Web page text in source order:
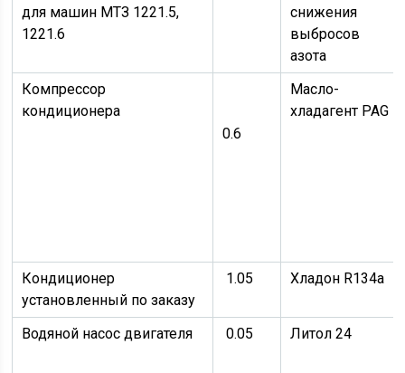
для машин МТЗ 1221.5,
1221.6
снижения
выбросов
азота
Компрессор
кондиционера
0.6
Масло-
хладагент PAG
Кондиционер
установленный по заказу
1.05 Хладон R134a
Водяной насос двигателя 0.05 Литол 24